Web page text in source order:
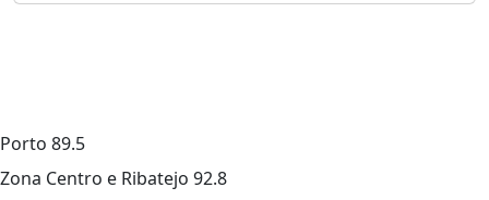
Porto 89.5
Zona Centro e Ribatejo 92.8